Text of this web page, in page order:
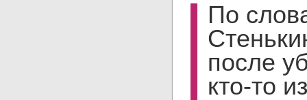
По
после
кто-то